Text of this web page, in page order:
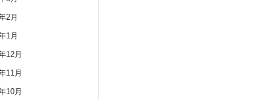
2月
1月
12月
11月
10月